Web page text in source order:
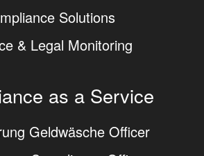
Solutions
& Legal Monitoring
as a Service
Geldwäsche Officer